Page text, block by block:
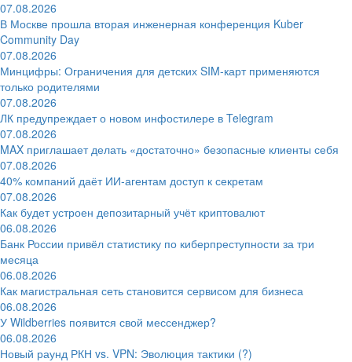
07.08.2026
В Москве прошла вторая инженерная конференция Kuber
Community Day
07.08.2026
Минцифры: Ограничения для детских SIM-карт применяются
только родителями
07.08.2026
ЛК предупреждает о новом инфостилере в Telegram
07.08.2026
MAX приглашает делать «достаточно» безопасные клиенты себя
07.08.2026
40% компаний даёт ИИ‑агентам доступ к секретам
07.08.2026
Как будет устроен депозитарный учёт криптовалют
06.08.2026
Банк России привёл статистику по киберпреступности за три
месяца
06.08.2026
Как магистральная сеть становится сервисом для бизнеса
06.08.2026
У Wildberries появится свой мессенджер?
06.08.2026
Новый раунд РКН vs. VPN: Эволюция тактики (?)